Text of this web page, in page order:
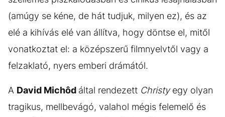
(amúgy se kéne, de hát tudjuk, milyen ez), és az
elé a kihívás elé van állítva, hogy döntse el, mitől
vonatkoztat el: a középszerű filmnyelvtől vagy a
felzaklató, nyers emberi drámától.
A David Michôd által rendezett Christyegy olyan
tragikus, mellbevágó, valahol mégis felemelő és